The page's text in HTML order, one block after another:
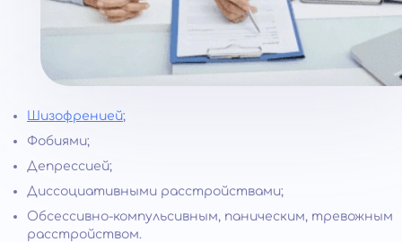
Шизофренией;
Фобиями;
Депрессией;
Диссоциативными расстройствами;
Обсессивно-компульсивным, паническим, тревожным
расстройством.